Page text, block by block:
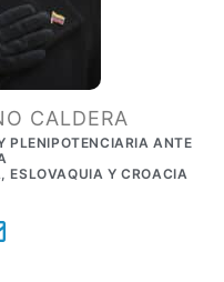
CALDERA
PLENIPOTENCIARIA ANTE
ESLOVAQUIA Y CROACIA